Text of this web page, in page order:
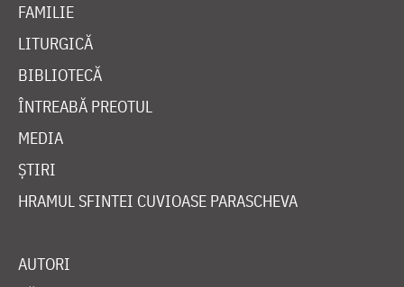
FAMILIE
LITURGICĂ
BIBLIOTECĂ
ÎNTREABĂ PREOTUL
MEDIA
ȘTIRI
HRAMUL SFINTEI CUVIOASE PARASCHEVA
AUTORI